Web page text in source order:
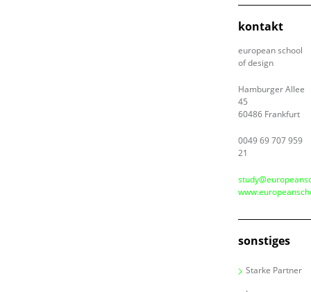
kontakt
european school
of design
Hamburger Allee
45
60486 Frankfurt
0049 69 707 959
21
sonstiges
Starke Partner